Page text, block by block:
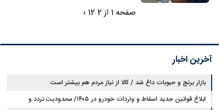
صفحه 1 از 2 12
›
آخرین اخبار
بازار برنج و حبوبات داغ شد / کالا از نیاز مردم هم بیشتر است
ابلاغ قوانین جدید اسقاط و واردات خودرو در ۱۴۰۵/ محدودیت تردد و